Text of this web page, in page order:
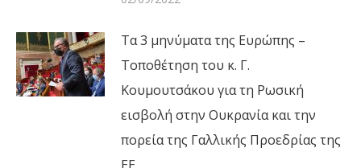
Τα 3 μηνύματα της Ευρώπης –
Τοποθέτηση του κ. Γ.
Κουμουτσάκου για τη Ρωσική
εισβολή στην Ουκρανία και την
πορεία της Γαλλικής Προεδρίας της